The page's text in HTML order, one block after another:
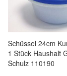
Schüssel 24cm
1 Stück Haushalt
Schulz 110190